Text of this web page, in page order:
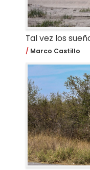
Tal vez los
Marco Castillo